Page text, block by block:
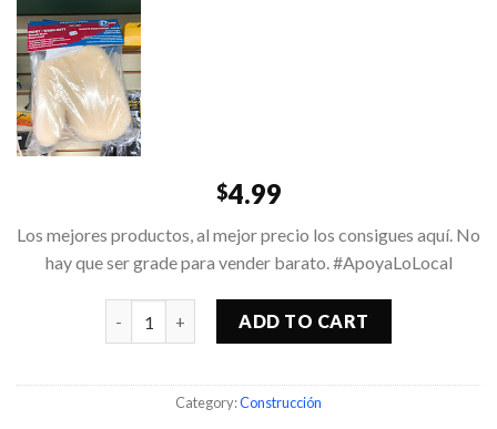
$4.99
Los mejores productos, al mejor precio los consigues aquí. No
hay que ser grade para vender barato. #ApoyaLoLocal
ADD TO CART
Category:Construcción